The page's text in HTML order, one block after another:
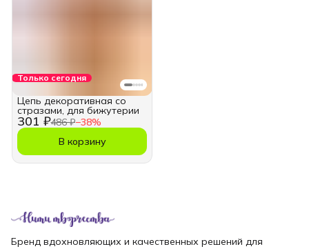
Только сегодня
301 ₽486 ₽−38%
Цепь декоративная со
стразами, для бижутерии
В корзину
Бренд вдохновляющих и качественных решений для